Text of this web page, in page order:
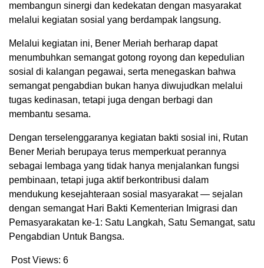
membangun sinergi dan kedekatan dengan masyarakat
melalui kegiatan sosial yang berdampak langsung.
Melalui kegiatan ini, Bener Meriah berharap dapat
menumbuhkan semangat gotong royong dan kepedulian
sosial di kalangan pegawai, serta menegaskan bahwa
semangat pengabdian bukan hanya diwujudkan melalui
tugas kedinasan, tetapi juga dengan berbagi dan
membantu sesama.
Dengan terselenggaranya kegiatan bakti sosial ini, Rutan
Bener Meriah berupaya terus memperkuat perannya
sebagai lembaga yang tidak hanya menjalankan fungsi
pembinaan, tetapi juga aktif berkontribusi dalam
mendukung kesejahteraan sosial masyarakat — sejalan
dengan semangat Hari Bakti Kementerian Imigrasi dan
Pemasyarakatan ke-1: Satu Langkah, Satu Semangat, satu
Pengabdian Untuk Bangsa.
Post Views: 6